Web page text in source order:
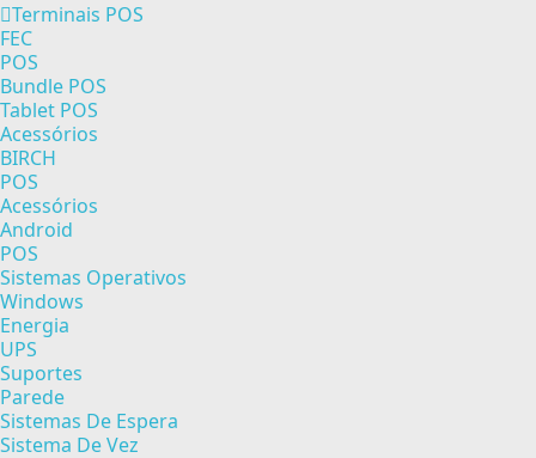
Terminais POS
FEC
POS
Bundle POS
Tablet POS
Acessórios
BIRCH
POS
Acessórios
Android
POS
Sistemas Operativos
Windows
Energia
UPS
Suportes
Parede
Sistemas De Espera
Sistema De Vez